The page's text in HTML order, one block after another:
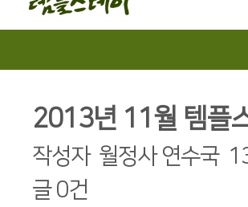
2013년 11월 템플
작성자 월정사 연수국
글 0건